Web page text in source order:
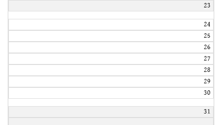
23
24
25
26
27
28
29
30
31